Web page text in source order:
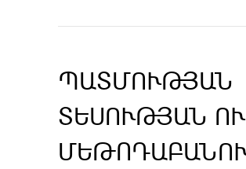
ՊԱՏՄՈՒԹՅԱՆ
ՏԵՍՈՒԹՅԱՆ ՈՒ